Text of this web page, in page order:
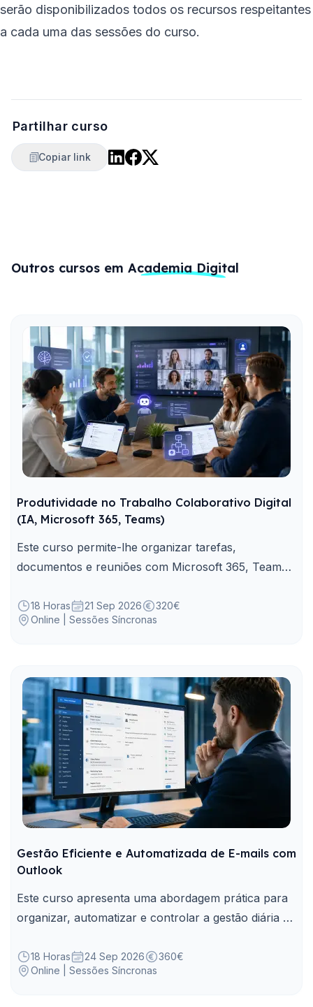
serão disponibilizados todos os recursos respeitantes
a cada uma das sessões do curso.
Partilhar curso
Copiar link
Outros cursos em Academia Digital
Produtividade no Trabalho Colaborativo Digital
(IA, Microsoft 365, Teams)
Este curso permite-lhe organizar tarefas,
documentos e reuniões com Microsoft 365, Teams
18 Horas 21 Sep 2026
320€
Online | Sessões Síncronas
Gestão Eficiente e Automatizada de E-mails com
Outlook
Este curso apresenta uma abordagem prática para
organizar, automatizar e controlar a gestão diária de
produtividade na gestão de tarefas repetitivas.
18 Horas 24 Sep 2026
360€
Online | Sessões Síncronas